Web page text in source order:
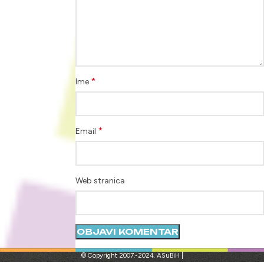
Ime *
Email *
Web stranica
© Copyright 2007.-2024. ASuBiH |